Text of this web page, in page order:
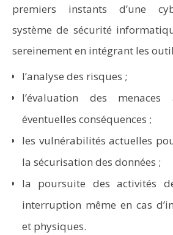
premiers instants d’une
système de sécurité
sereinement en intégrant les
l’analyse des risques ;
l’évaluation des
éventuelles conséquences ;
les vulnérabilités actuelles
la sécurisation des données ;
la poursuite des activités
interruption même en cas
et physiques.